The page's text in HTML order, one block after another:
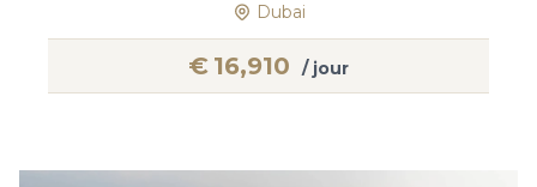
Dubai
€ 16,910 / jour